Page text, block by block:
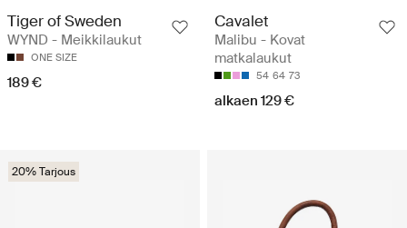
Tiger of Sweden
WYND - Meikkilaukut
ONE SIZE
189 €
Cavalet
Malibu - Kovat
matkalaukut
54 64 73
alkaen 129 €
20% Tarjous